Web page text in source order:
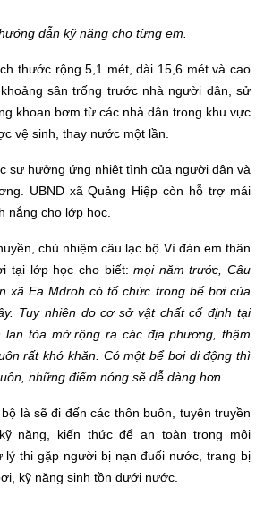
dẫn kỹ năng cho từng em.
thước rộng 5,1 mét, dài 15,6 mét và cao
sân trống trước nhà người dân, sử
khoan bơm từ các nhà dân trong khu vực
vệ sinh, thay nước một lần.
sự hưởng ứng nhiệt tình của người dân và
UBND xã Quảng Hiệp còn hỗ trợ mái
nắng cho lớp học.
chủ nhiệm câu lạc bộ Vì đàn em thân
tại lớp học cho biết:mọi năm trước, Câu
xã Ea Mdroh có tổ chức trong bể bơi của
Tuy nhiên do cơ sở vật chất cố định tại
lan tỏa mở rộng ra các địa phương, thậm
rất khó khăn. Có một bể bơi di động thì
những điểm nóng sẽ dễ dàng hơn.
là sẽ đi đến các thôn buôn, tuyên truyền
năng, kiến thức để an toàn trong môi
thi gặp người bị nạn đuối nước, trang bị
kỹ năng sinh tồn dưới nước.